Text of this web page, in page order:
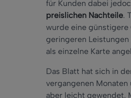
für Kunden dabei
preislichen Nachteile.
wurde eine
geringeren
als einzelne Karte
Das Blatt hat sich in
vergangenen Monaten
aber leicht gewendet.